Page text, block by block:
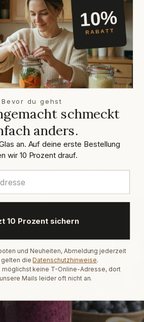
mit
Es waren
einfach so
dass keines,
genommen
„Besonders
mich die
Hier kann man
diese Firma
langjährige
Chapeau“
Saison
Bundle
Bevor du gehst
schmeckt
anders.
an. Auf deine erste Bestellung
wir 10 Prozent drauf.
10 Prozent sichern
und Neuheiten, Abmeldung jederzeit
gelten die Datenschutzhinweise.
möglichst keine T-Online-Adresse, dort
Mails leider oft nicht an.